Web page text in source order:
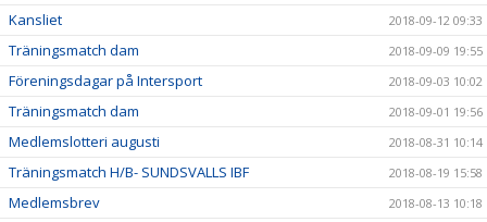
Kansliet 2018-09-12 09:33
Träningsmatch dam 2018-09-09 19:55
Föreningsdagar på Intersport 2018-09-03 10:02
Träningsmatch dam 2018-09-01 19:56
Medlemslotteri augusti 2018-08-31 10:14
Träningsmatch H/B- SUNDSVALLS IBF 2018-08-19 15:58
Medlemsbrev 2018-08-13 10:18